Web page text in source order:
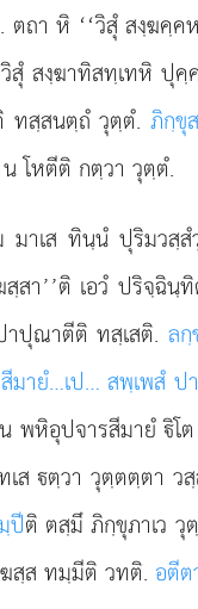
ถา หิ ‘‘วิสุํ สงฺฆ
สุํ สงฺฆาทิสทฺเทหิ
ทสฺสนตฺถํ วุตฺตํ.ภิกฺขุ
โหตีติ กตฺวา วุตฺตํ.
มาเส ทินฺนํ ปุริมว
า’’ติ เอวํ ปริจฺฉิ
ปุณาตีติ ทสฺเสติ. ล
มายํ…เป… สพฺเพสํ
พหิอุปจารสีมายํ ิ
ส ตฺวา วุตฺตตฺต
ปีติ ตสฺมึ ภิกฺขุภาเว วุ
สฺส ทมฺมีติ วทติ. อตี